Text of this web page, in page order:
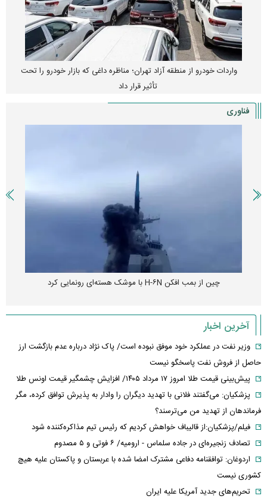
واردات خودرو از منطقه آزاد تهران؛ مناظره داغی که بازار خودرو را تحت
تأثیر قرار داد
فناوری
چین از بمب افکن H-۶N با موشک هسته‌ای رونمایی کرد
آخرین اخبار
وزیر نفت در عملکرد خود موفق نبوده است/ پاک نژاد درباره عدم بازگشت ارز
حاصل از فروش نفت پاسخگو نیست
پیش‌بینی قیمت طلا امروز ۱۷ مرداد ۱۴۰۵/ افزایش چشمگیر قیمت اونس طلا
پزشکیان: می‌گفتند فلانی با تهدید دیگران را وادار به پذیرش توافق کرده، مگر
فرماندهان از تهدید من می‌ترسند؟
فیلم/پزشکیان:از قالیباف خواهش کردیم که رئیس تیم مذاکره‌کننده شود
تصادف زنجیره‌ای در جاده سلماس - ارومیه/ ۶ فوتی و ۵ مصدوم
اردوغان: توافقنامه دفاعی مشترک امضا شده با عربستان و پاکستان علیه هیچ
کشوری نیست
تحریم‌های جدید آمریکا علیه ایران